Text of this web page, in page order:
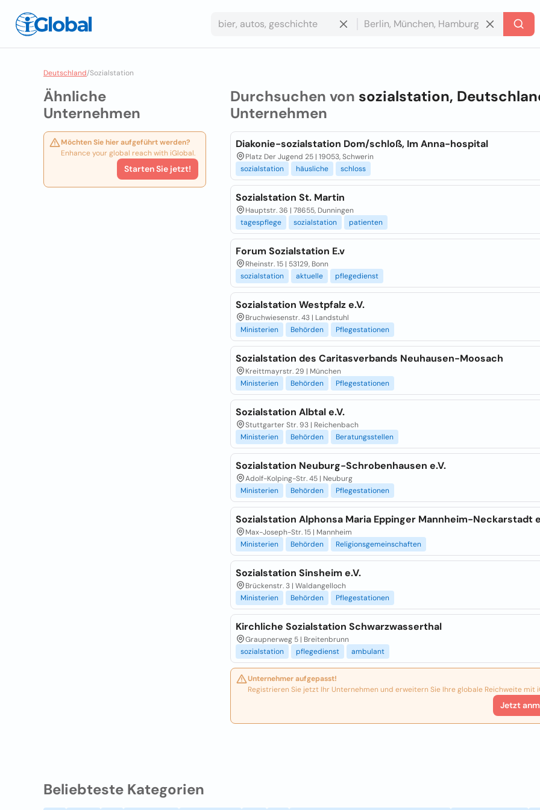
Deutschland/Sozialstation
Ähnliche
Unternehmen
Möchten Sie hier aufgeführt werden?
Enhance your global reach with iGlobal.
Starten Sie jetzt!
Durchsuchen von sozialstation,
Unternehmen
Diakonie-sozialstation Dom/schloß, Im Anna-hospital
Platz Der Jugend 25 | 19053, Schwerin
sozialstation
häusliche schloss
Sozialstation St. Martin
Hauptstr. 36 | 78655, Dunningen
tagespflege
sozialstation patienten
Forum Sozialstation E.v
Rheinstr. 15 | 53129, Bonn
sozialstation
aktuelle pflegedienst
Sozialstation Westpfalz e.V.
Bruchwiesenstr. 43 | Landstuhl
Ministerien
Behörden Pflegestationen
Sozialstation des Caritasverbands Neuhausen-Moosach
Kreittmayrstr. 29 | München
Ministerien
Behörden Pflegestationen
Sozialstation Albtal e.V.
Stuttgarter Str. 93 | Reichenbach
Ministerien
Behörden Beratungsstellen
Sozialstation Neuburg-Schrobenhausen e.V.
Adolf-Kolping-Str. 45 | Neuburg
Ministerien
Behörden Pflegestationen
Sozialstation Alphonsa Maria Eppinger Mannheim-Neckarstadt
Max-Joseph-Str. 15 | Mannheim
Ministerien
Behörden Religionsgemeinschaften
Sozialstation Sinsheim e.V.
Brückenstr. 3 | Waldangelloch
Ministerien
Behörden Pflegestationen
Kirchliche Sozialstation Schwarzwasserthal
Graupnerweg 5 | Breitenbrunn
sozialstation
pflegedienst ambulant
Unternehmer aufgepasst!
Registrieren Sie jetzt Ihr Unternehmen und erweitern Sie Ihre globale Reichweite mit
Jetzt
Beliebteste Kategorien